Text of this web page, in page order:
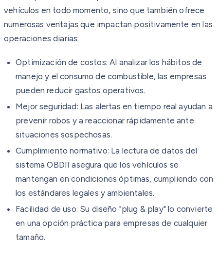
vehículos en todo momento, sino que también ofrece
numerosas ventajas que impactan positivamente en las
operaciones diarias:
Optimización de costos: Al analizar los hábitos de
manejo y el consumo de combustible, las empresas
pueden reducir gastos operativos.
Mejor seguridad: Las alertas en tiempo real ayudan a
prevenir robos y a reaccionar rápidamente ante
situaciones sospechosas.
Cumplimiento normativo: La lectura de datos del
sistema OBDII asegura que los vehículos se
mantengan en condiciones óptimas, cumpliendo con
los estándares legales y ambientales.
Facilidad de uso: Su diseño "plug & play" lo convierte
en una opción práctica para empresas de cualquier
tamaño.